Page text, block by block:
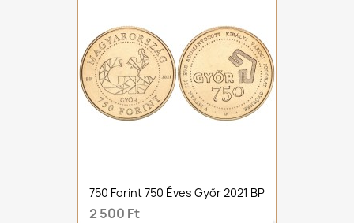
750 Forint 750 Éves Győr 2021 BP
2 500 Ft